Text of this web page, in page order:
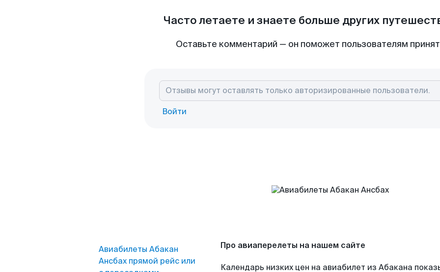
Часто летаете и знаете больше других
Оставьте комментарий — он поможет пользователям
Войти
Авиабилеты Абакан
Ансбах прямой рейс или
Про авиаперелеты на нашем сайте
Календарь низких цен на авиабилет из Абакана